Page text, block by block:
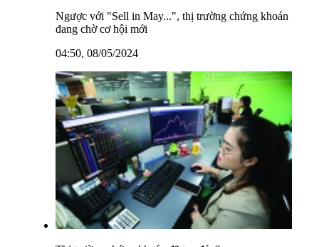
Ngược với "Sell in May...", thị trường chứng khoán
đang chờ cơ hội mới
04:50, 08/05/2024